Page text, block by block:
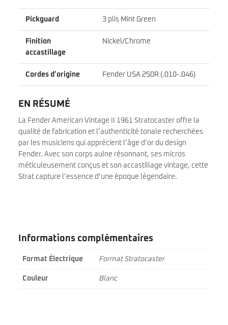
Pickguard 3 plis Mint Green
Finition
accastillage
Nickel/Chrome
Cordes d’origine Fender USA 250R (.010-.046)
EN RÉSUMÉ
La Fender American Vintage II 1961 Stratocaster offre la
qualité de fabrication et l’authenticité tonale recherchées
par les musiciens qui apprécient l’âge d’or du design
Fender. Avec son corps aulne résonnant, ses micros
méticuleusement conçus et son accastillage vintage, cette
Strat capture l’essence d’une époque légendaire.
Informations complémentaires
Format Électrique Format Stratocaster
Couleur Blanc